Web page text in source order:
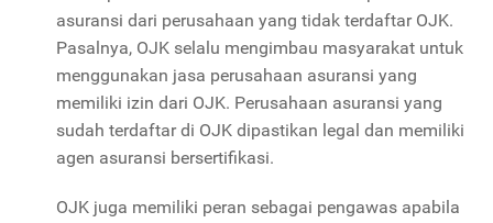
asuransi dari perusahaan yang tidak terdaftar OJK.
Pasalnya, OJK selalu mengimbau masyarakat untuk
menggunakan jasa perusahaan asuransi yang
memiliki izin dari OJK. Perusahaan asuransi yang
sudah terdaftar di OJK dipastikan legal dan memiliki
agen asuransi bersertifikasi.
OJK juga memiliki peran sebagai pengawas apabila